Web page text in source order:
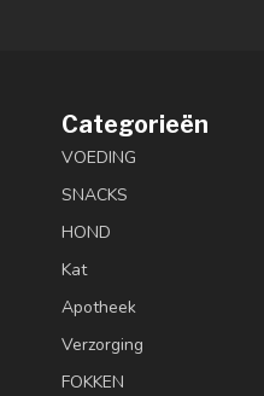
Categorieën
VOEDING
SNACKS
HOND
Kat
Apotheek
Verzorging
FOKKEN